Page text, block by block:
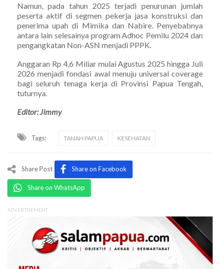
Namun, pada tahun 2025 terjadi penurunan jumlah
peserta aktif di segmen pekerja jasa konstruksi dan
penerima upah di Mimika dan Nabire. Penyebabnya
antara lain selesainya program Adhoc Pemilu 2024 dan
pengangkatan Non-ASN menjadi PPPK.
Anggaran Rp 4,6 Miliar mulai Agustus 2025 hingga Juli
2026 menjadi fondasi awal menuju universal coverage
bagi seluruh tenaga kerja di Provinsi Papua Tengah,
tuturnya.
Editor: Jimmy
Tags: TANAH PAPUA KESEHATAN
Share Post Share on Facebook
Share on WhatsApp
ADVERTISEMENT